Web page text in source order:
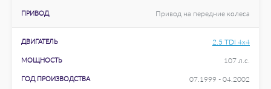
ПРИВОД Привод на передние колеса
ДВИГАТЕЛЬ 2.5 TDI 4x4
МОЩНОСТЬ 107 л.с.
ГОД ПРОИЗВОДСТВА 07.1999 - 04.2002